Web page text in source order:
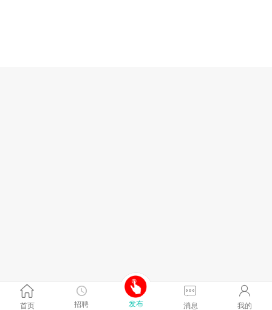
首页 招聘 发布 消息 我的